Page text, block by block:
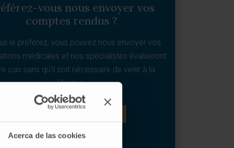
Acerca de las cookies
vous nous envoyer vos
comptes rendus ?
le préférez, vous pouvez nous envoyer vos
médicales et nos spécialistes évalueront
cas sans qu’il soit nécessaire de venir à la
Clinique.